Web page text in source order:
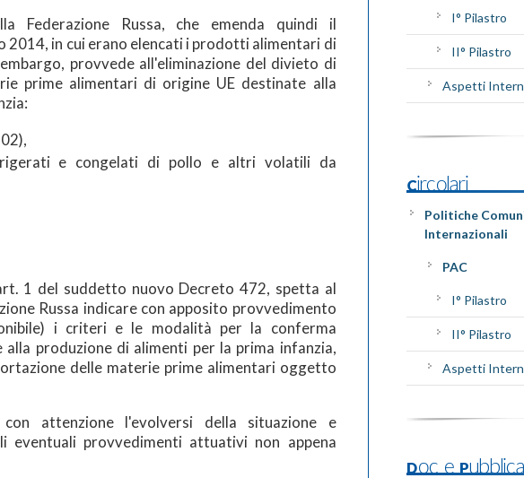
Federazione Russa, che emenda quindi il
2014, in cui erano elencati i prodotti alimentari di
provvede all'eliminazione del divieto di
prime alimentari di origine UE destinate alla
e congelati di pollo e altri volatili da
1 del suddetto nuovo Decreto 472, spetta al
Russa indicare con apposito provvedimento
i criteri e le modalità per la conferma
produzione di alimenti per la prima infanzia,
delle materie prime alimentari oggetto
attenzione l'evolversi della situazione e
eventuali provvedimenti attuativi non appena
I° Pilastro
II° Pilastro
Aspetti
Circolari
Politiche
Internazionali
PAC
I° Pilastro
II° Pilastro
Aspetti
Doc e